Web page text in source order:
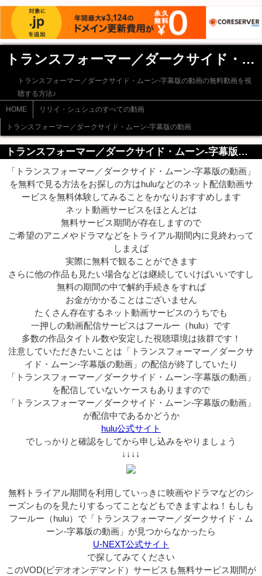
トランスフォーマー／ダークサイド・ムーン-字幕版の動画
トランスフォーマー／ダークサイド・ムーン-字幕版の動画の無料動画を視
聴する方法♪
HOME
リリイ・シュシュのすべての動画
トランスフォーマー／ダークサイド・ムーン-字幕版の動画
トランスフォーマー／ダークサイド・ムーン-字幕版の動画を無料で観るには
「トランスフォーマー／ダークサイド・ムーン-字幕版の動画」
を無料で見る方法をお探しの方はhuluなどのネット配信動画サ
ービスを無料体験してみることをかなりおすすめします
ネット動画サービスをほとんどは
無料サービス期間が存在しますので
ご希望のアニメやドラマなどをトライアル期間内に見終わって
しまえば
実際に無料で観ることができます
さらに他の作品も見たい場合などは継続していけばいいですし
無料の期間の中で解約手続きをすれば
お金がかかることはございません
たくさん存在するネット動画サービスのうちでも
一押しの動画配信サービスはフールー（hulu）です
多数の作品タイトル数や安定した視聴環境は抜群です！
注意していただきたいことは「トランスフォーマー／ダークサ
イド・ムーン-字幕版の動画」の配信が終了していたり
「トランスフォーマー／ダークサイド・ムーン-字幕版の動画」
を配信していないケースもありますので
「トランスフォーマー／ダークサイド・ムーン-字幕版の動画」
が配信中であるかどうか
hulu公式サイト
でしっかりと確認をしてから申し込みをやりましょう
↓↓↓↓
無料トライアル期間を利用していっきに映画やドラマなどのシ
ーズンものを見たりするってことなどもできますよね！もしも
フールー（hulu）で「トランスフォーマー／ダークサイド・ム
ーン-字幕版の動画」が見つからなかったら
U-NEXT公式サイト
で探してみてください
このVOD(ビデオオンデマンド）サービスも無料サービス期間が